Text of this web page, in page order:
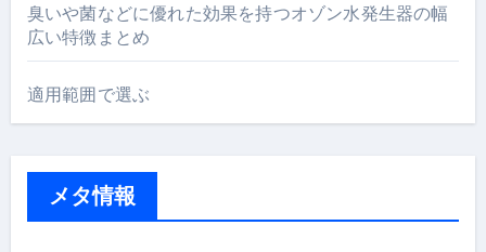
臭いや菌などに優れた効果を持つオゾン水発生器の幅
広い特徴まとめ
適用範囲で選ぶ
メタ情報